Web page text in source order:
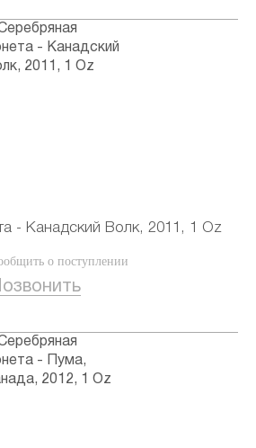
- Канадский Волк, 2011, 1 Oz
о поступлении